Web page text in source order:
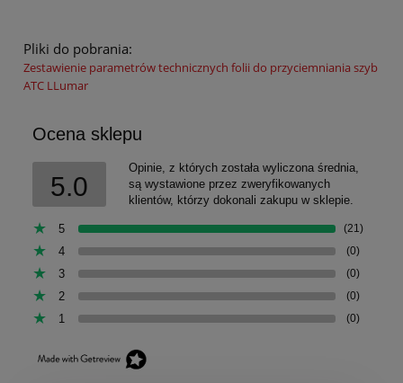
Pliki do pobrania:
Zestawienie parametrów technicznych folii do przyciemniania szyb
ATC LLumar
Ocena sklepu
5.0
Opinie, z których została wyliczona średnia,
są wystawione przez zweryfikowanych
klientów, którzy dokonali zakupu w sklepie.
5 (21)
4 (0)
3 (0)
2 (0)
1 (0)